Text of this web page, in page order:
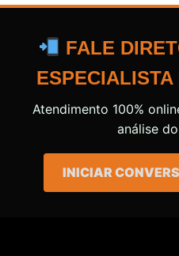
FALE
Atendimento 100%
análise
INICIAR